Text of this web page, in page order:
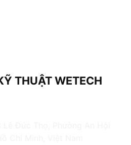
THUẬT WETECH